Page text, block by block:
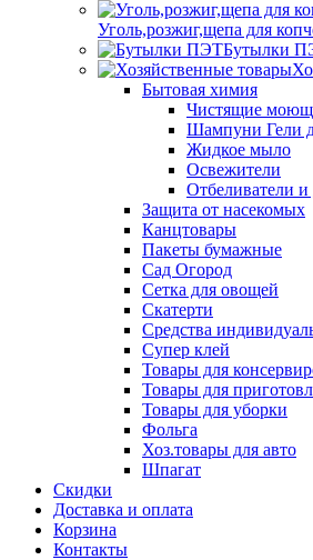
Уголь,розжиг,щепа для
Бутылки
Бытовая химия
Чистящие
Шампуни Гели
Жидкое мыло
Освежители
Отбеливатели
Защита от насекомых
Канцтовары
Пакеты бумажные
Сад Огород
Сетка для овощей
Скатерти
Средства
Супер клей
Товары для
Товары для
Товары для уборки
Фольга
Хоз.товары для авто
Шпагат
Скидки
Доставка и оплата
Корзина
Контакты